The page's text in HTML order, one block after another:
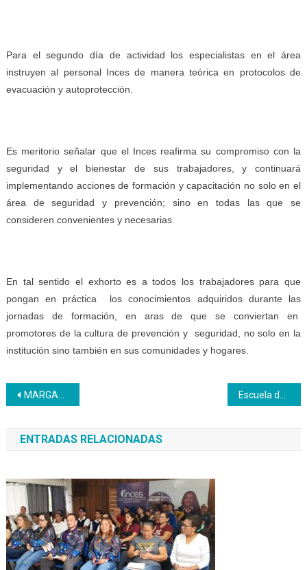
Para el segundo día de actividad los especialistas en el área
instruyen al personal Inces de manera teórica en protocolos de
evacuación y autoprotección.
Es meritorio señalar que el Inces reafirma su compromiso con la
seguridad y el bienestar de sus trabajadores, y continuará
implementando acciones de formación y capacitación no solo en el
área de seguridad y prevención; sino en todas las que se
consideren convenientes y necesarias.
En tal sentido el exhorto es a todos los trabajadores para que
pongan en práctica los conocimientos adquiridos durante las
jornadas de formación, en aras de que se conviertan en
promotores de la cultura de prevención y seguridad, no solo en la
institución sino también en sus comunidades y hogares.
Navegación
de
entradas
MARGARITA | Inces Nueva Esparta es condecorado con la orden Luis Beltrán Prieto Figueroa
ENTRADAS RELACIONADAS